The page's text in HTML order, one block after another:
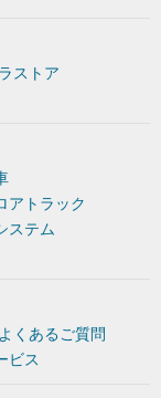
ストア
アトラック
ステム
よくあるご質問
ビス